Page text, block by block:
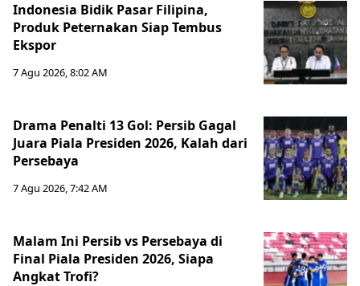
Indonesia Bidik Pasar Filipina,
Produk Peternakan Siap Tembus
Ekspor
7 Agu 2026, 8:02 AM
Drama Penalti 13 Gol: Persib Gagal
Juara Piala Presiden 2026, Kalah dari
Persebaya
7 Agu 2026, 7:42 AM
Malam Ini Persib vs Persebaya di
Final Piala Presiden 2026, Siapa
Angkat Trofi?